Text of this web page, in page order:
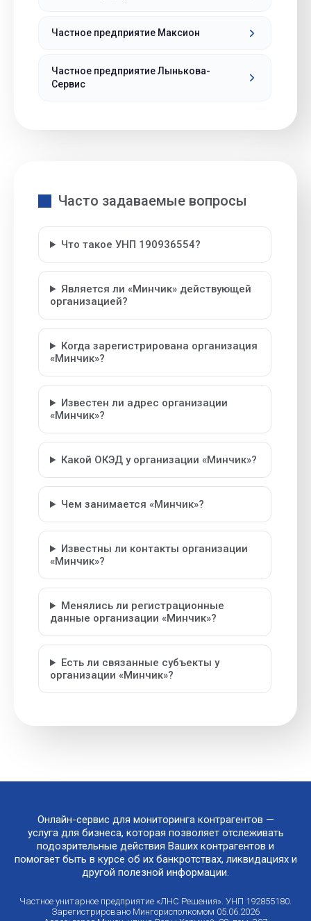
Частное предприятие Максион
Частное предприятие Лынькова-
Сервис
Часто задаваемые вопросы
Что такое УНП 190936554?
Является ли «Минчик» действующей
организацией?
Когда зарегистрирована организация
«Минчик»?
Известен ли адрес организации
«Минчик»?
Какой ОКЭД у организации «Минчик»?
Чем занимается «Минчик»?
Известны ли контакты организации
«Минчик»?
Менялись ли регистрационные
данные организации «Минчик»?
Есть ли связанные субъекты у
организации «Минчик»?
Онлайн-сервис для мониторинга контрагентов —
услуга для бизнеса, которая позволяет отслеживать
подозрительные действия Ваших контрагентов и
помогает быть в курсе об их банкротствах, ликвидациях и
другой полезной информации.
Частное унитарное предприятие «ЛНС Решения». УНП 192855180.
Зарегистрировано Мингорисполкомом 05.06.2026